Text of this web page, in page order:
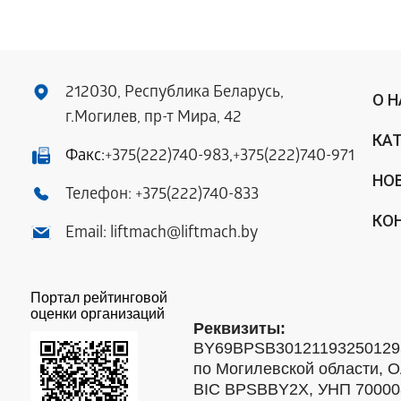
212030, Республика Беларусь,
г.Могилев, пр-т Мира, 42
Факс:+375(222)740-983,+375(222)740-971
Телефон: +375(222)740-833
Email: liftmach@liftmach.by
О
Портал рейтинговой
оценки организаций
Реквизиты:
по Могилевской области,
BIC BPSBBY2X, УНП